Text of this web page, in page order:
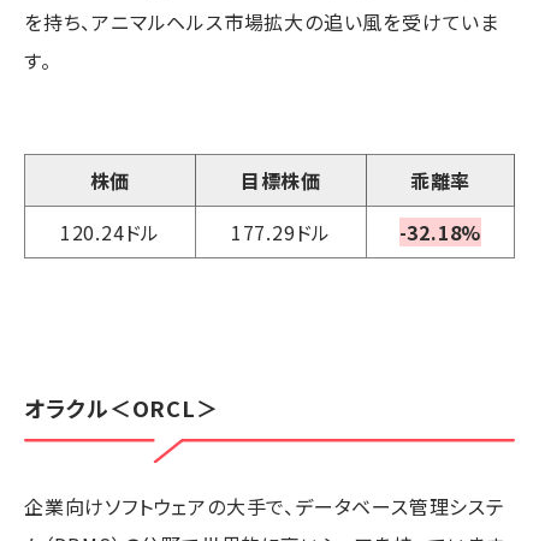
を持ち、アニマルヘルス市場拡大の追い風を受けていま
す。
株価 目標株価
乖離率
120.24ドル
177.29ドル -32.18%
オラクル＜ORCL＞
企業向けソフトウェアの大手で、データベース管理システ